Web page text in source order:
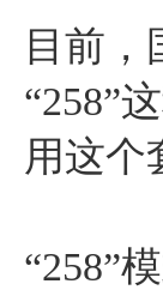
目前
“258”
用这个
“258”